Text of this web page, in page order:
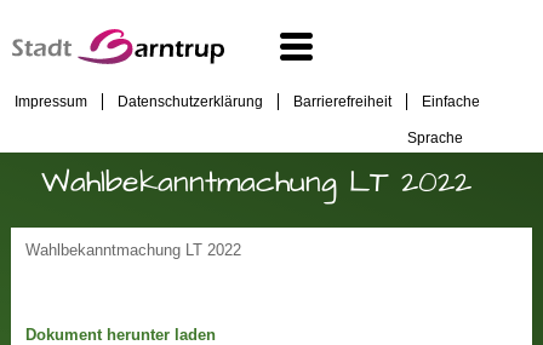
Impressum Datenschutzerklärung Barrierefreiheit Einfache
Sprache
Wahlbekanntmachung LT 2022
Wahlbekanntmachung LT 2022
Dokument herunter laden